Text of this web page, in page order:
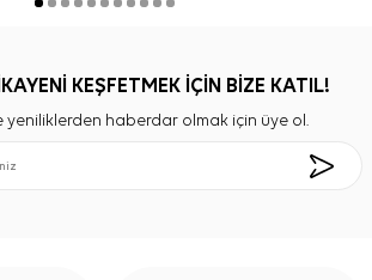
KEŞFETMEK İÇİN BİZE KATIL!
yeniliklerden haberdar olmak için üye ol.